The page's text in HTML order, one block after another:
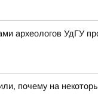
археологов УдГУ
почему на